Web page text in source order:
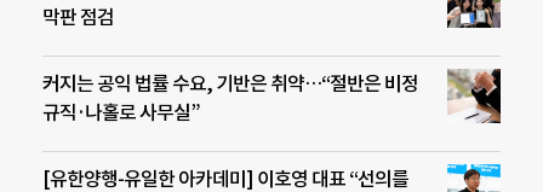
막판 점검
커지는 공익 법률 수요, 기반은 취약…“절반은 비정
규직·나홀로 사무실”
[유한양행-유일한 아카데미] 이호영 대표 “선의를